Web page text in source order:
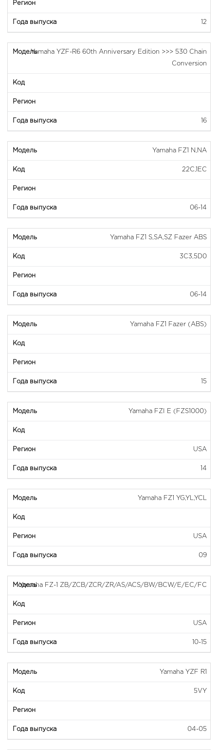
12
Yamaha YZF-R6 60th Anniversary Edition >>> 530 Chain
Conversion
16
Yamaha FZ1 N,NA
22C,1EC
06-14
Yamaha FZ1 S,SA,SZ Fazer ABS
3C3,5D0
06-14
Yamaha FZ1 Fazer (ABS)
15
Yamaha FZI E (FZS1000)
USA
14
Yamaha FZ1 YG,YL,YCL
USA
09
Yamaha FZ-1 ZB/ZCB/ZCR/ZR/AS/ACS/BW/BCW/E/EC/FC
USA
10-15
Yamaha YZF R1
5VY
04-05